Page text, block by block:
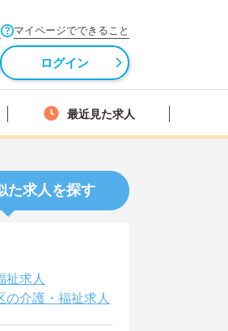
マイページでできること
ログイン
最近見た求人
た求人を探す
祉求人
の介護・福祉求人